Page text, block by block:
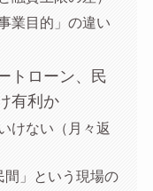
業目的」の違い
トローン、民
有利か
けない（月々返
間」という現場の